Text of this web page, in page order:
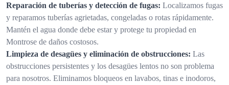
Reparación de tuberías y detección de fugas: Localizamos fugas
y reparamos tuberías agrietadas, congeladas o rotas rápidamente.
Mantén el agua donde debe estar y protege tu propiedad en
Montrose de daños costosos.
Limpieza de desagües y eliminación de obstrucciones: Las
obstrucciones persistentes y los desagües lentos no son problema
para nosotros. Eliminamos bloqueos en lavabos, tinas e inodoros,